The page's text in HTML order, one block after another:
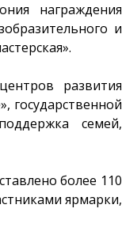
награждения
и
развития
государственной
семей,
более 110
ярмарки,